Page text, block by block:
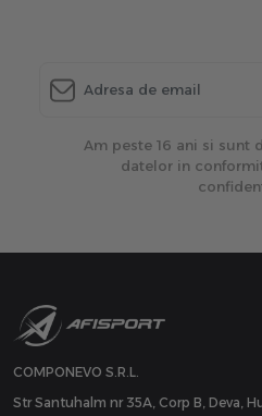
Am peste 16 ani si sunt
datelor in
COMPONEVO S.R.L.
Str Santuhalm nr 35A, Corp B, Deva,